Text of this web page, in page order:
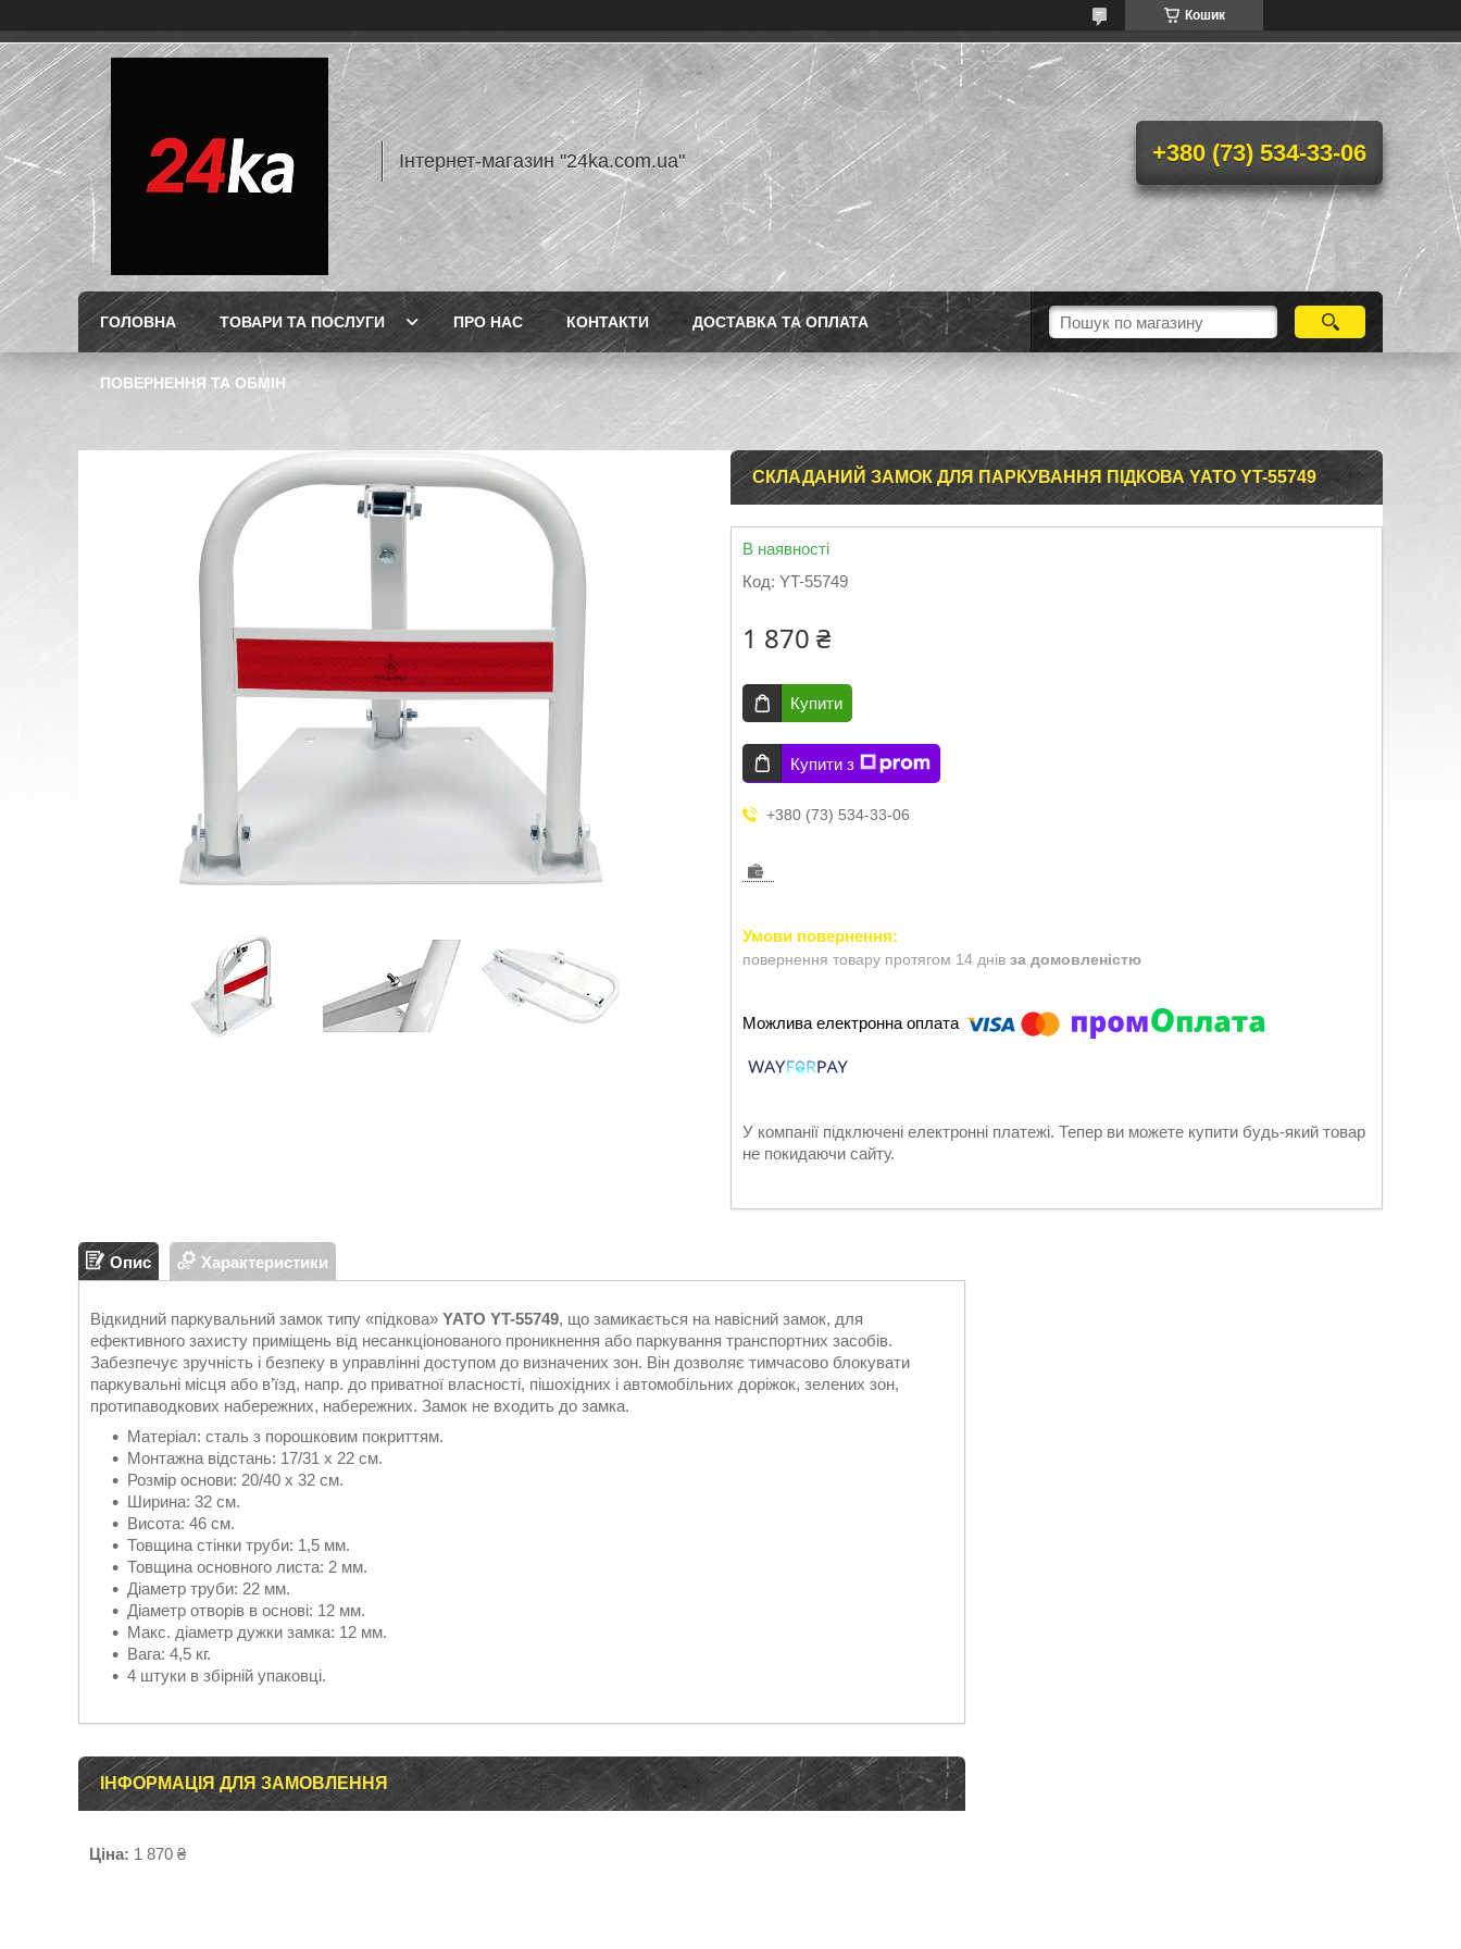
Кошик
Інтернет-магазин "24ka.com.ua" +380 (73) 534-33-06
ГОЛОВНА ТОВАРИ ТА ПОСЛУГИ ПРО НАС КОНТАКТИ ДОСТАВКА ТА ОПЛАТА
ПОВЕРНЕННЯ ТА ОБМІН
СКЛАДАНИЙ ЗАМОК ДЛЯ ПАРКУВАННЯ ПІДКОВА YATO YT-55749
В наявності
Код: YT-55749
1 870 ₴
Купити
Купити з
+380 (73) 534-33-06
повернення товару протягом 14 днів за домовленістю
У компанії підключені електронні платежі. Тепер ви можете купити будь-який товар
не покидаючи сайту.
Опис Характеристики
Відкидний паркувальний замок типу «підкова» YATO YT-55749, що замикається на навісний замок, для
ефективного захисту приміщень від несанкціонованого проникнення або паркування транспортних засобів.
Забезпечує зручність і безпеку в управлінні доступом до визначених зон. Він дозволяє тимчасово блокувати
паркувальні місця або в’їзд, напр. до приватної власності, пішохідних і автомобільних доріжок, зелених зон,
протипаводкових набережних, набережних. Замок не входить до замка.
Матеріал: сталь з порошковим покриттям.
Монтажна відстань: 17/31 x 22 см.
Розмір основи: 20/40 х 32 см.
Ширина: 32 см.
Висота: 46 см.
Товщина стінки труби: 1,5 мм.
Товщина основного листа: 2 мм.
Діаметр труби: 22 мм.
Діаметр отворів в основі: 12 мм.
Макс. діаметр дужки замка: 12 мм.
Вага: 4,5 кг.
4 штуки в збірній упаковці.
ІНФОРМАЦІЯ ДЛЯ ЗАМОВЛЕННЯ
Ціна: 1 870 ₴